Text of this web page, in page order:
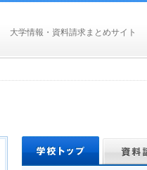
大学情報・資料請求まとめサイト